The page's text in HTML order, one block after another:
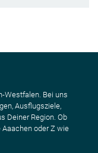
Westfalen. Bei uns
Ausflugsziele,
Deiner Region. Ob
Aaachen oder Z wie